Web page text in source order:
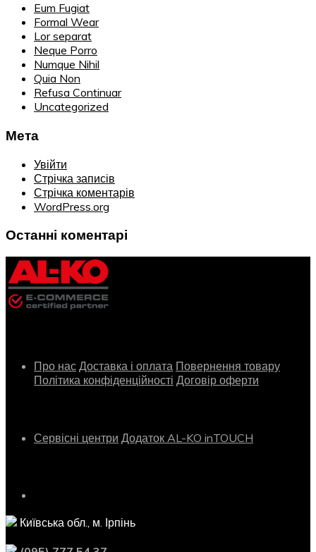
Eum Fugiat
Formal Wear
Lor separat
Neque Porro
Numque Nihil
Quia Non
Refusa Continuar
Uncategorized
Мета
Увійти
Стрічка записів
Стрічка коментарів
WordPress.org
Останні коментарі
Про нас Доставка і оплата Повернення товару
Політика конфіденційності Договір оферти
Сервісні центри Додаток AL-KO inTOUCH
Київська обл., м. Ірпінь